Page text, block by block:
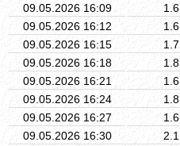
09.05.2026 16:09
1.6
09.05.2026 16:12
1.6
09.05.2026 16:15
1.7
09.05.2026 16:18
1.8
09.05.2026 16:21
1.6
09.05.2026 16:24
1.8
09.05.2026 16:27
1.6
09.05.2026 16:30
2.1